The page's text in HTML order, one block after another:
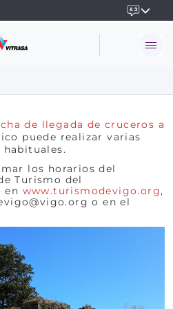
de llegada de cruceros a
puede realizar varias
los horarios del
Turismo del
en www.turismodevigo.org,
o en el